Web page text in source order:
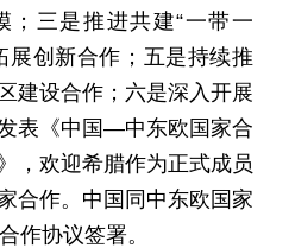
；三是推进共建“一带一
展创新合作；五是持续推
建设合作；六是深入开展
表《中国—中东欧国家合
，欢迎希腊作为正式成员
合作。中国同中东欧国家
作协议签署。